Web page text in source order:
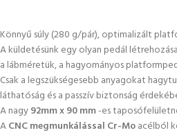
Könnyű súly (280 g/pár), optimalizált
A küldetésünk egy olyan pedál
a lábméretük, a hagyományos
Csak a legszükségesebb anyagokat
láthatóság és a passzív biztonság
A nagy92mm x 90 mm-es
ACNC megmunkálással Cr-Moacélból